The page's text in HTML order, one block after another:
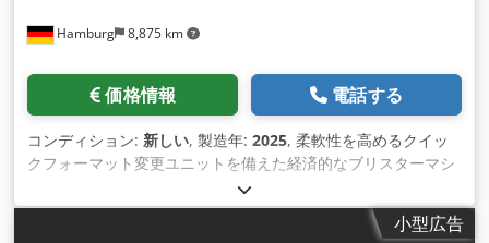
機械の納期は約 3 週間と非常に短くなっています。 - すべての
Hamburg 8,875 km
価格情報 電話する
コンディション: 新しい, 製造年: 2025, 柔軟性を高めるクイッ
クフォーマット変更ユニットを備えた経済的なブリスターマシ
ン。カプセル、平らな錠剤や楕円形の錠剤、カプセル錠剤 、三
角形の錠剤、その他の形状の錠剤を扱うためのユニバーサル フ
ィーダー。さまざまな製品要件に合わせてシール圧力を調整で
小型広告